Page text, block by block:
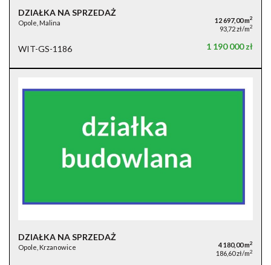
DZIAŁKA NA SPRZEDAŻ
Opole, Malina 12 697,00 m2
93,72 zł/m2
WIT-GS-1186 1 190 000 zł
DZIAŁKA NA SPRZEDAŻ
Opole, Krzanowice 4 180,00 m2
186,60 zł/m2